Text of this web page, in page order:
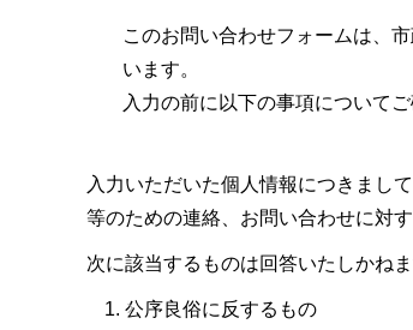
このお問い合わせフォームは、
います。
入力の前に以下の事項についてご
入力いただいた個人情報につきまし
等のための連絡、お問い合わせに対
次に該当するものは回答いたしかねま
公序良俗に反するもの